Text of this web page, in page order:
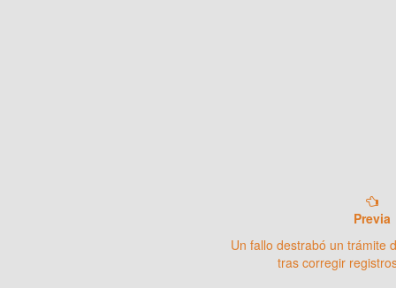
Previa
Un fallo destrabó un trámite
tras corregir